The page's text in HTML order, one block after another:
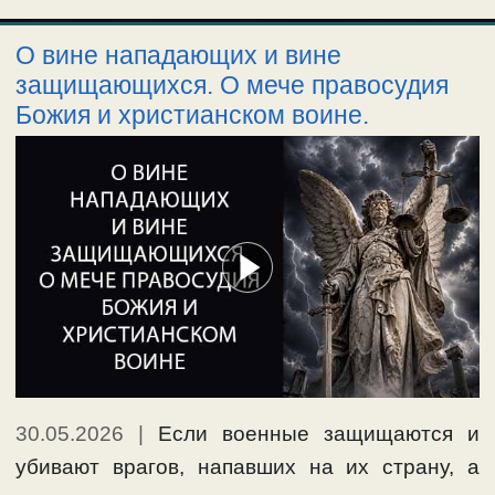
О вине нападающих и вине
защищающихся. О мече правосудия
Божия и христианском воине.
30.05.2026
Если военные защищаются и
убивают врагов, напавших на их страну, а